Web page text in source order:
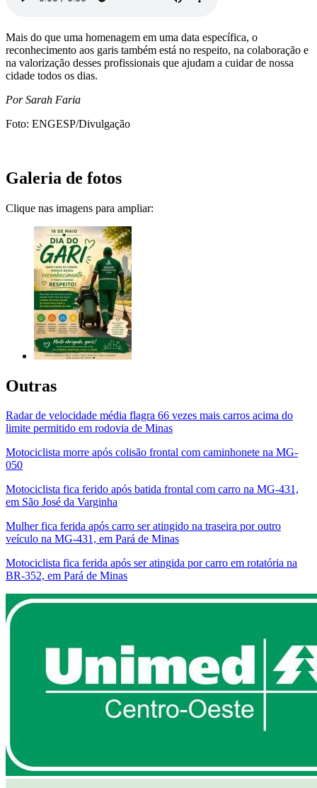
Mais do que uma homenagem em uma data específica, o
reconhecimento aos garis também está no respeito, na colaboração e
na valorização desses profissionais que ajudam a cuidar de nossa
cidade todos os dias.
Por Sarah Faria
Foto: ENGESP/Divulgação
Galeria de fotos
Clique nas imagens para ampliar:
Outras
Radar de velocidade média flagra 66 vezes mais carros acima do
limite permitido em rodovia de Minas
Motociclista morre após colisão frontal com caminhonete na MG-
050
Motociclista fica ferido após batida frontal com carro na MG-431,
em São José da Varginha
Mulher fica ferida após carro ser atingido na traseira por outro
veículo na MG-431, em Pará de Minas
Motociclista fica ferida após ser atingida por carro em rotatória na
BR-352, em Pará de Minas